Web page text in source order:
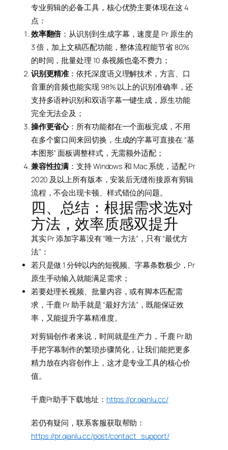
专业剪辑的必备工具，核心优势主要体现在这 4
点：
效率翻倍 ：从识别到生成字幕，速度是 Pr 原生的
3 倍，加上文稿匹配功能，整体流程能节省 80%
的时间，批量处理 10 条视频也毫不费力；
识别更精准 ：依托深度语义理解技术，方言、口
音重的音频也能实现 98% 以上的识别准确率，还
支持多语种识别和双语字幕一键生成，原生功能
完全无法企及；
操作更省心：所有功能都在一个面板完成，不用
在多个窗口间来回切换，生成的字幕可直接在 “基
本图形” 面板调整样式，无需额外适配；
兼容性拉满 ：支持 Windows 和 Mac 系统，适配 Pr
2020 及以上所有版本，安装后无缝衔接原有剪辑
流程，不会出现卡顿、样式错位的问题。
四、总结：根据需求选对
方法，效率质感双提升
其实 Pr 添加字幕没有 “唯一方法”，只有 “最优方
法”：
若只是做 1 分钟以内的短视频、字幕条数极少，Pr
原生手动输入就能满足需求；
若要处理长视频、批量内容，或有脚本匹配需
求，千鹿 Pr 助手就是 “最好方法”，既能保证效
率，又能提升字幕精准度。
对剪辑创作者来说，时间就是生产力，千鹿 Pr 助
手把字幕制作的繁琐步骤简化，让我们能把更多
精力放在内容创作上，这才是专业工具的核心价
值。
千鹿Pr助手下载地址： https://pr.qianlu.cc/
若仍有疑问，联系客服获取帮助：
https://pr.qianlu.cc/post/contact_support/